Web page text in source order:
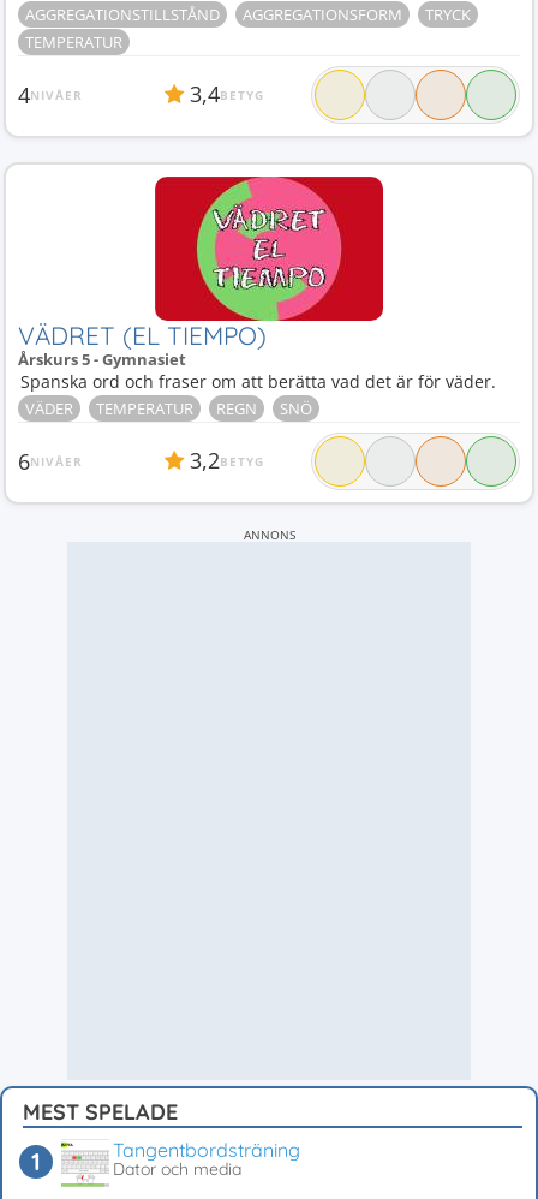
AGGREGATIONSTILLSTÅND AGGREGATIONSFORM
TRYCK
TEMPERATUR
4NIVÅER 3,4BETYG
VÄDRET (EL TIEMPO)
Årskurs 5 - Gymnasiet
Spanska ord och fraser om att berätta vad det är för väder.
VÄDER TEMPERATUR REGN SNÖ
6NIVÅER 3,2BETYG
ANNONS
MEST SPELADE
Tangentbordsträning
Dator och media